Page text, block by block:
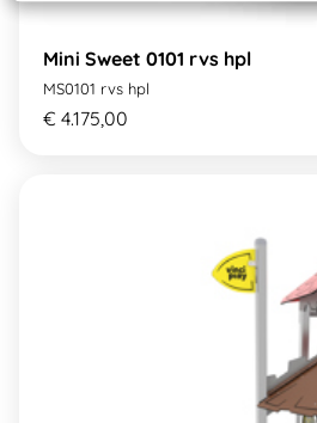
Mini Sweet 0101 rvs hpl
MS0101 rvs hpl
€ 4.175,00